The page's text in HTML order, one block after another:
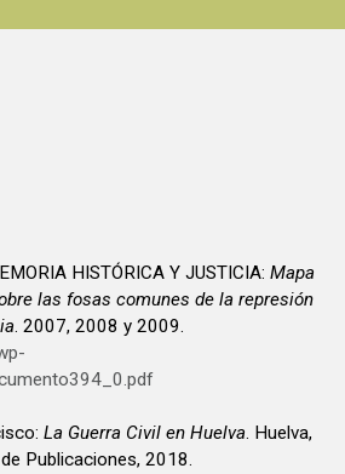
HISTÓRICA Y JUSTICIA: Mapa
las fosas comunes de la represión
. 2007, 2008 y 2009.
La Guerra Civil en Huelva. Huelva,
Publicaciones, 2018.